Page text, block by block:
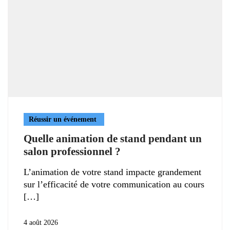
Réussir un événement
Quelle animation de stand pendant un
salon professionnel ?
L’animation de votre stand impacte grandement
sur l’efficacité de votre communication au cours
4 août 2026